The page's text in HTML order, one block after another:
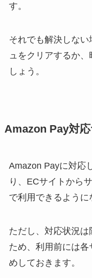
す。
それでも解決しな
ュをクリアするか
しょう。
Amazon Pay対
Amazon Payに対応
り、ECサイトから
で利用できるように
ただし、対応状況
ため、利用前には
めしておきます。